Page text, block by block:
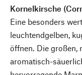
Kornelkirsche
Eine besonders
leuchtendgelben,
öffnen. Die großen,
aromatisch-